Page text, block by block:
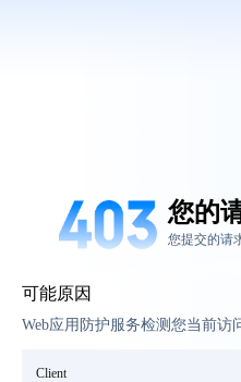
您的
您提交的请
可能原因
Web应用防护服务检测您当前访
Client